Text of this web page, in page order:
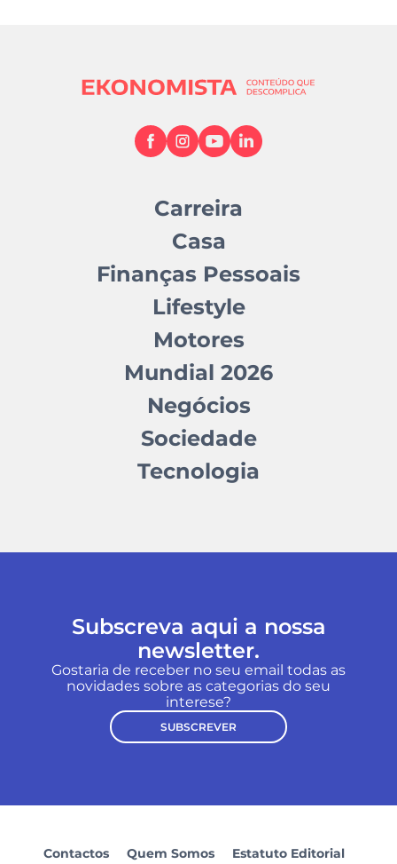
Carreira
Casa
Finanças Pessoais
Lifestyle
Motores
Mundial 2026
Negócios
Sociedade
Tecnologia
Subscreva aqui a nossa
newsletter.
Gostaria de receber no seu email todas as
novidades sobre as categorias do seu
interese?
SUBSCREVER
Contactos Quem Somos Estatuto Editorial